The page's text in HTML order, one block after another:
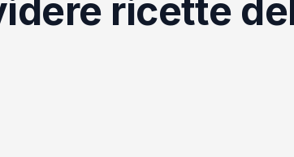
ricette